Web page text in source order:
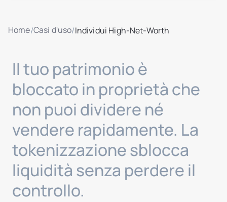
Home/Casi d'uso/Individui High-Net-Worth
Il tuo patrimonio è
bloccato in proprietà che
non puoi dividere né
vendere rapidamente. La
tokenizzazione sblocca
liquidità senza perdere il
controllo.